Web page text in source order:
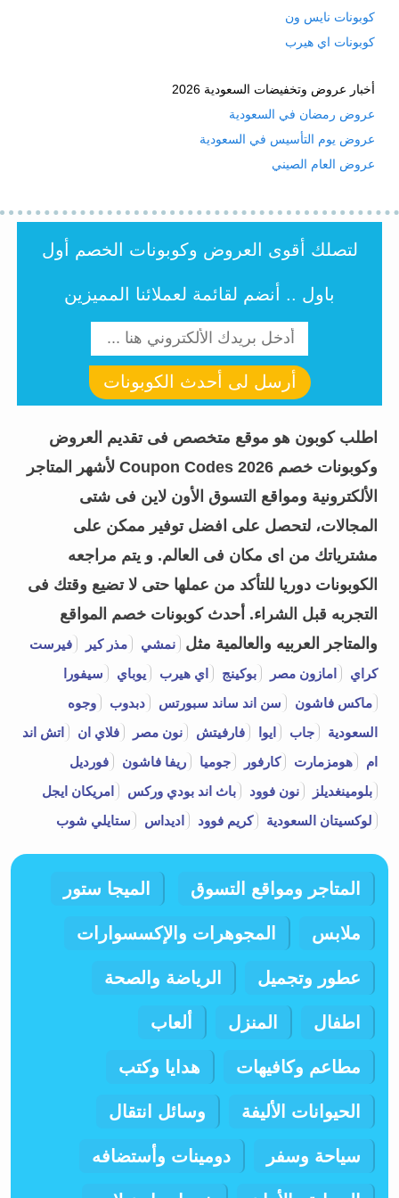
كوبونات نايس ون
كوبونات اي هيرب
أخبار عروض وتخفيضات السعودية 2026
عروض رمضان في السعودية
عروض يوم التأسيس في السعودية
عروض العام الصيني
لتصلك أقوى العروض وكوبونات الخصم أول
باول .. أنضم لقائمة لعملائنا المميزين
أرسل لى أحدث الكوبونات
اطلب كوبون هو موقع متخصص فى تقديم العروض
وكوبونات خصم Coupon Codes 2026 لأشهر المتاجر
الألكترونية ومواقع التسوق الأون لاين فى شتى
المجالات، لتحصل على افضل توفير ممكن على
مشترياتك من اى مكان فى العالم. و يتم مراجعه
الكوبونات دوريا للتأكد من عملها حتى لا تضيع وقتك فى
التجربه قبل الشراء. أحدث كوبونات خصم المواقع
والمتاجر العربيه والعالمية مثل
نمشي مذر كير
فيرست
كراي
امازون مصر بوكينج اي هيرب يوباي
سيفورا
ماكس فاشون
سن اند ساند سبورتس دبدوب
وجوه
السعودية
جاب ايوا فارفيتش نون مصر فلاي ان
اتش اند
ام
هومزمارت كارفور جوميا ريفا فاشون
فورديل
بلومينغديلز
نون فوود باث اند بودي وركس
امريكان ايجل
لوكسيتان السعودية
كريم فوود اديداس ستايلي شوب
المتاجر ومواقع التسوق الميجا ستور
ملابس المجوهرات والإكسسوارات
عطور وتجميل الرياضة والصحة
اطفال المنزل ألعاب
مطاعم وكافيهات هدايا وكتب
الحيوانات الأليفة وسائل انتقال
سياحة وسفر دومينات وأستضافه